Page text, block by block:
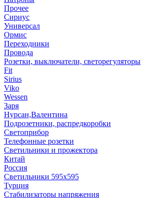
Прочее
Сириус
Универсал
Ормис
Переходники
Провода
Розетки, выключатели, светорегуляторы
Fit
Sirius
Viko
Wessen
Заря
Нурсан,Валентина
Подрозетники, распредкоробки
Светоприбор
Телефонные розетки
Светильники и прожектора
Китай
Россия
Светильники 595х595
Турция
Стабилизаторы напряжения